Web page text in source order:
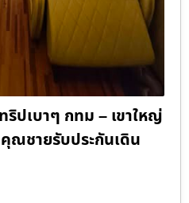
ปเบาๆ กทม – เขาใหญ่
ณชายรับประกันเดิน